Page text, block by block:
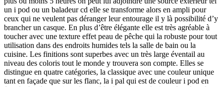
un i pod ou un baladeur cd elle se transforme alors en ampli pour
ceux qui ne veulent pas déranger leur entourage il y là possibilité d’y
brancher un casque. En plus d’être élégante elle est très agréable à
toucher avec une texture effet peau de pêche qui la robuste pour tout
utilisation dans des endroits humides tels la salle de bain ou la
cuisine. Les finitions sont superbes avec un très large éventail au
niveau des coloris tout le monde y trouvera son compte. Elles se
distingue en quatre catégories, la classique avec une couleur unique
tant en façade que sur les flanc, la i pal qui est de couleur i pod en